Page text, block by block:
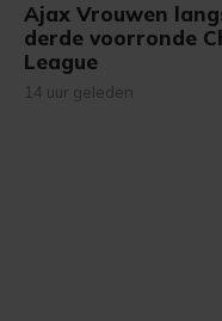
Ajax Vrouwen
derde voorronde
League
14 uur geleden